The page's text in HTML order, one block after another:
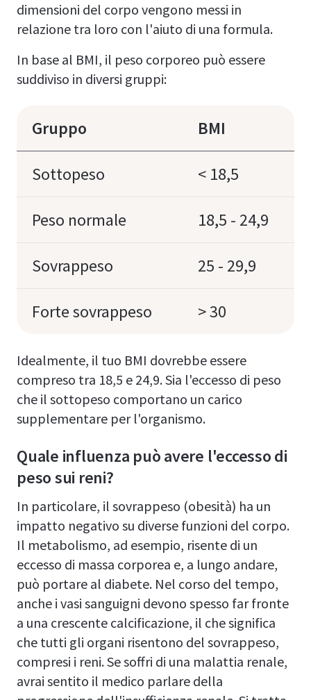
dimensioni del corpo vengono messi in
relazione tra loro con l'aiuto di una formula.
In base al BMI, il peso corporeo può essere
suddiviso in diversi gruppi:
Gruppo BMI
Sottopeso < 18,5
Peso normale 18,5 - 24,9
Sovrappeso 25 - 29,9
Forte sovrappeso > 30
Idealmente, il tuo BMI dovrebbe essere
compreso tra 18,5 e 24,9. Sia l'eccesso di peso
che il sottopeso comportano un carico
supplementare per l'organismo.
Quale influenza può avere l'eccesso di
peso sui reni?
In particolare, il sovrappeso (obesità) ha un
impatto negativo su diverse funzioni del corpo.
Il metabolismo, ad esempio, risente di un
eccesso di massa corporea e, a lungo andare,
può portare al diabete. Nel corso del tempo,
anche i vasi sanguigni devono spesso far fronte
a una crescente calcificazione, il che significa
che tutti gli organi risentono del sovrappeso,
compresi i reni. Se soffri di una malattia renale,
avrai sentito il medico parlare della